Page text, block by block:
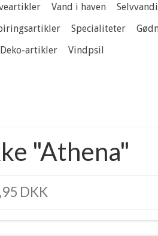
Vand i haven
Specialiteter
Deko-artikler Vindpsil
"Athena"
DKK